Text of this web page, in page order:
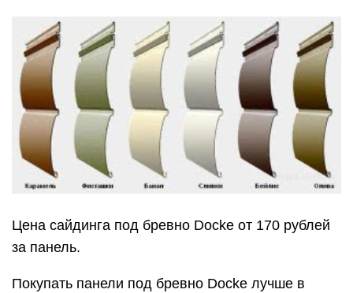
Цена сайдинга под бревно Docke от 170 рублей
за панель.
Покупать панели под бревно Docke лучше в